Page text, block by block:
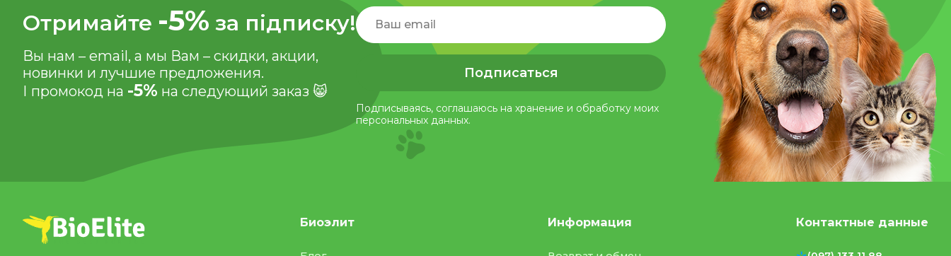
Отримайте -5% за підписку!
Вы нам – email, а мы Вам – скидки, акции,
новинки и лучшие предложения.
І промокод на -5% на следующий заказ 😸
Подписаться
Подписываясь, соглашаюсь на хранение и обработку моих
персональных данных.
Биоэлит Информация Контактные данные